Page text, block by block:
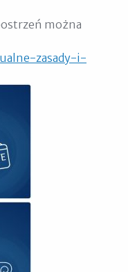
można
zasady-i-